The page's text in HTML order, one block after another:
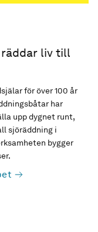
liv till
för över 100 år
har
upp dygnet runt,
sjöräddning i
bygger